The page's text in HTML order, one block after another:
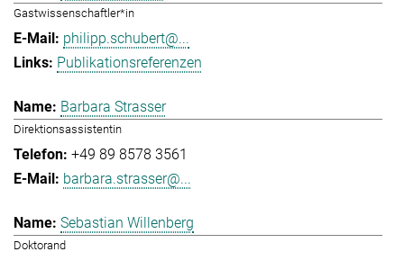
Gastwissenschaftler*in
philipp.schubert@...
Publikationsreferenzen
Barbara Strasser
Direktionsassistentin
+49 89 8578 3561
barbara.strasser@...
Sebastian Willenberg
Doktorand